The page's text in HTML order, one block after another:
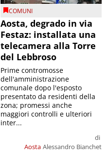
COMUNI
Aosta, degrado in via
Festaz: installata una
telecamera alla Torre
del Lebbroso
Aosta
di
Alessandro Bianchet
Prime contromosse
dell'amministrazione
comunale dopo l'esposto
presentato da residenti della
zona; promessi anche
maggiori controlli e ulteriori
inter...